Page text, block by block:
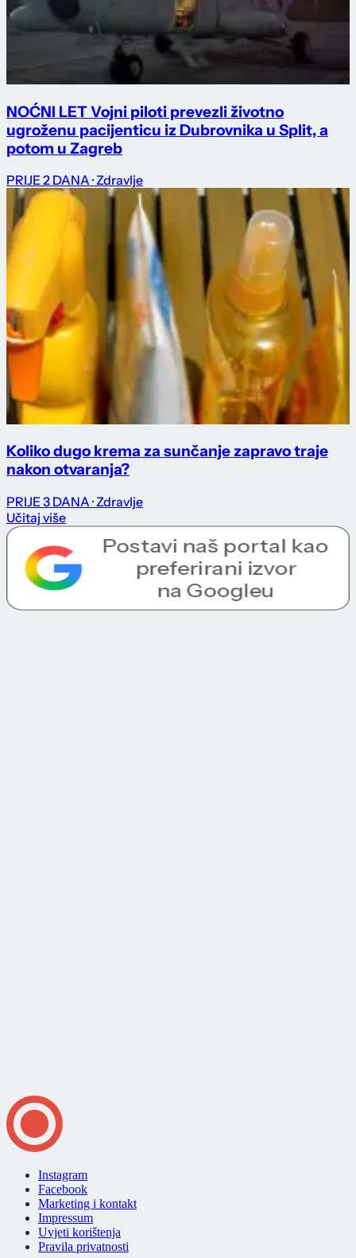
NOĆNI LET Vojni piloti prevezli životno
ugroženu pacijenticu iz Dubrovnika u Split, a
potom u Zagreb
PRIJE 2 DANA · Zdravlje
Koliko dugo krema za sunčanje zapravo traje
nakon otvaranja?
PRIJE 3 DANA · Zdravlje
Učitaj više
Instagram
Facebook
Marketing i kontakt
Impressum
Uvjeti korištenja
Pravila privatnosti